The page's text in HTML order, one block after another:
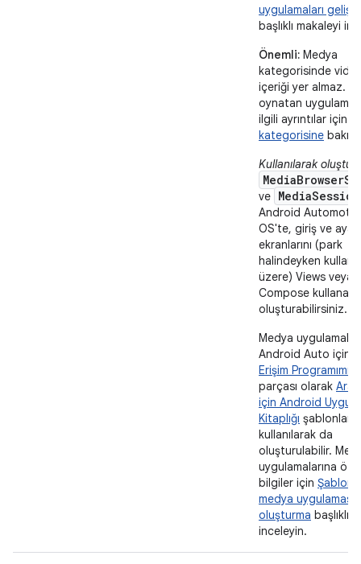
uygulamaları
başlıklı makaleyi
Önemli: Medya
kategorisinde
içeriği yer almaz.
oynatan
ilgili ayrıntılar için
kategorisine bakın.
Kullanılarak
ve MediaSession
Android
OS'te, giriş ve
ekranlarını (park
halindeyken
üzere) Views veya
Compose
oluşturabilirsiniz.
Medya
Android Auto için
Erişim
parçası olarak
için Android
Kitaplığı şablonları
kullanılarak da
oluşturulabilir.
uygulamalarına
bilgiler için
medya uygulaması
oluşturma başlıklı
inceleyin.